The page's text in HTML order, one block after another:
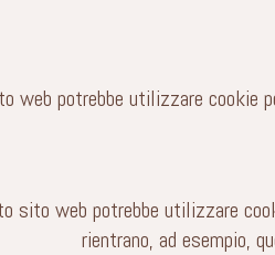
web potrebbe utilizzare cookie
sito web potrebbe utilizzare
rientrano, ad esempio,